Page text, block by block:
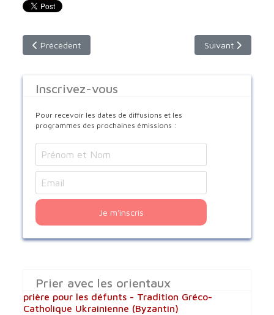
Article précédent : Dimanche 26 novembre 2023 - de 8h30 à
Précédent Article suivant :
Suivant
Inscrivez-vous
Pour recevoir les dates de diffusions et les
programmes des prochaines émissions :
Je m'inscris
Prier avec les orientaux
prière pour les défunts - Tradition Gréco-
Catholique Ukrainienne (Byzantin)